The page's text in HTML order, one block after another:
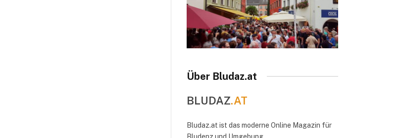
Über Bludaz.at
BLUDAZ.AT
Bludaz.at ist das moderne Online Magazin für
Bludenz und Umgebung.